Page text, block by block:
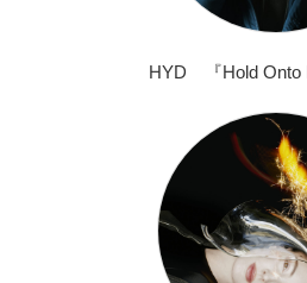
HYD 『Hold Onto